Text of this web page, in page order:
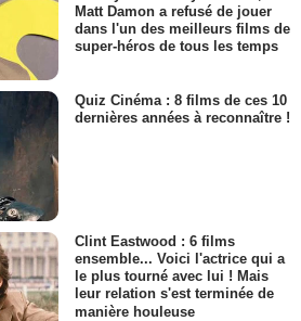
Matt Damon a refusé de jouer
dans l'un des meilleurs films de
super-héros de tous les temps
Quiz Cinéma : 8 films de ces 10
dernières années à reconnaître !
Clint Eastwood : 6 films
ensemble... Voici l'actrice qui a
le plus tourné avec lui ! Mais
leur relation s'est terminée de
manière houleuse